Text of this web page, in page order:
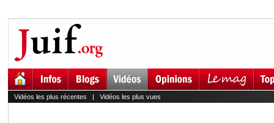
Vidéos les plus récentes | Vidéos les plus vues